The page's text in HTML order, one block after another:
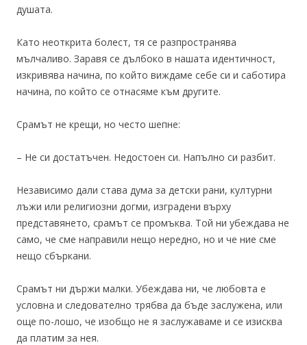
душата.
Като неоткрита болест, тя се разпространява
мълчаливо. Заравя се дълбоко в нашата идентичност,
изкривява начина, по който виждаме себе си и саботира
начина, по който се отнасяме към другите.
Срамът не крещи, но често шепне:
– Не си достатъчен. Недостоен си. Напълно си разбит.
Независимо дали става дума за детски рани, културни
лъжи или религиозни догми, изградени върху
представянето, срамът се промъква. Той ни убеждава не
само, че сме направили нещо нередно, но и че ние сме
нещо сбъркани.
Срамът ни държи малки. Убеждава ни, че любовта е
условна и следователно трябва да бъде заслужена, или
още по-лошо, че изобщо не я заслужаваме и се изисква
да платим за нея.